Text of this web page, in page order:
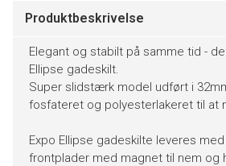
Produktbeskrivelse
Elegant og stabilt på samme tid -
Ellipse gadeskilt.
Super slidstærk model udført i
fosfateret og polyesterlakeret til at
Expo Ellipse gadeskilte leveres
frontplader med magnet til nem og